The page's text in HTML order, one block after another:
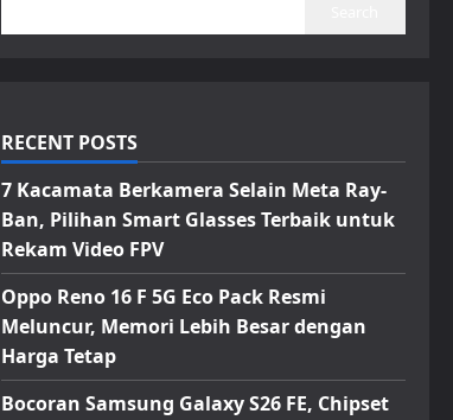
RECENT POSTS
7 Kacamata Berkamera Selain Meta Ray-
Ban, Pilihan Smart Glasses Terbaik untuk
Rekam Video FPV
Oppo Reno 16 F 5G Eco Pack Resmi
Meluncur, Memori Lebih Besar dengan
Harga Tetap
Bocoran Samsung Galaxy S26 FE, Chipset